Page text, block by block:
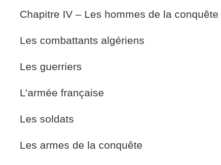
Chapitre IV – Les hommes de la conquête
Les combattants algériens
Les guerriers
L’armée française
Les soldats
Les armes de la conquête